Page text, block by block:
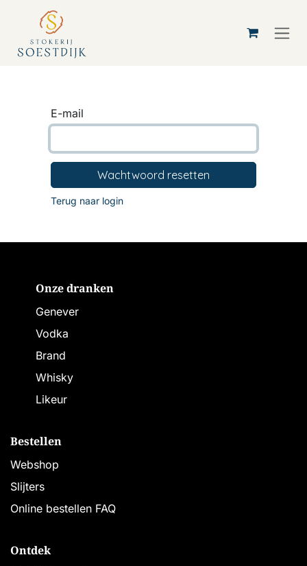
Overslaan naar inhoud
E-mail
Wachtwoord resetten
Terug naar login
Onze dranken
Genever
Vodka
Brand
Whisky
Likeur
Bestellen
Webshop
Slijters
Online bestellen FAQ
Ontdek